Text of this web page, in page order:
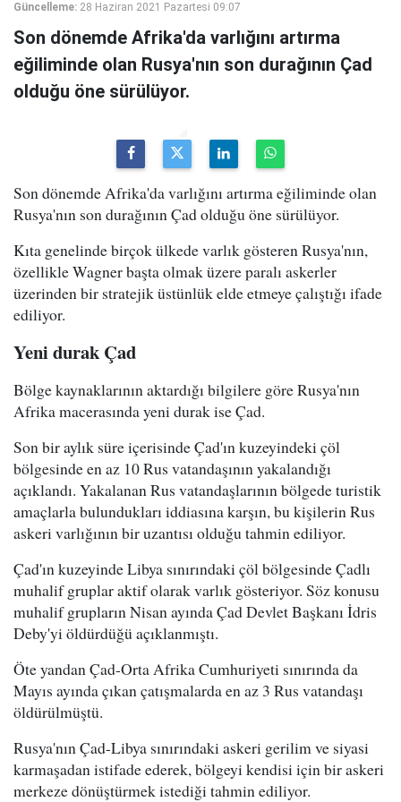
Güncelleme: 28 Haziran 2021 Pazartesi 09:07
Son dönemde Afrika'da varlığını artırma
eğiliminde olan Rusya'nın son durağının Çad
olduğu öne sürülüyor.
Son dönemde Afrika'da varlığını artırma eğiliminde olan
Rusya'nın son durağının Çad olduğu öne sürülüyor.
Kıta genelinde birçok ülkede varlık gösteren Rusya'nın,
özellikle Wagner başta olmak üzere paralı askerler
üzerinden bir stratejik üstünlük elde etmeye çalıştığı ifade
ediliyor.
Yeni durak Çad
Bölge kaynaklarının aktardığı bilgilere göre Rusya'nın
Afrika macerasında yeni durak ise Çad.
Son bir aylık süre içerisinde Çad'ın kuzeyindeki çöl
bölgesinde en az 10 Rus vatandaşının yakalandığı
açıklandı. Yakalanan Rus vatandaşlarının bölgede turistik
amaçlarla bulundukları iddiasına karşın, bu kişilerin Rus
askeri varlığının bir uzantısı olduğu tahmin ediliyor.
Çad'ın kuzeyinde Libya sınırındaki çöl bölgesinde Çadlı
muhalif gruplar aktif olarak varlık gösteriyor. Söz konusu
muhalif grupların Nisan ayında Çad Devlet Başkanı İdris
Deby'yi öldürdüğü açıklanmıştı.
Öte yandan Çad-Orta Afrika Cumhuriyeti sınırında da
Mayıs ayında çıkan çatışmalarda en az 3 Rus vatandaşı
öldürülmüştü.
Rusya'nın Çad-Libya sınırındaki askeri gerilim ve siyasi
karmaşadan istifade ederek, bölgeyi kendisi için bir askeri
merkeze dönüştürmek istediği tahmin ediliyor.